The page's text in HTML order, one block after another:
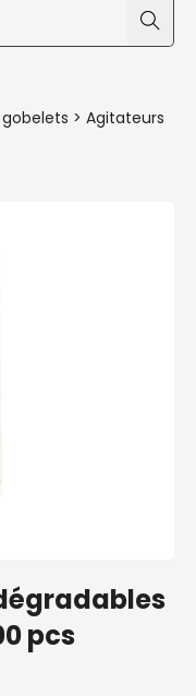
> Agitateurs
pcs